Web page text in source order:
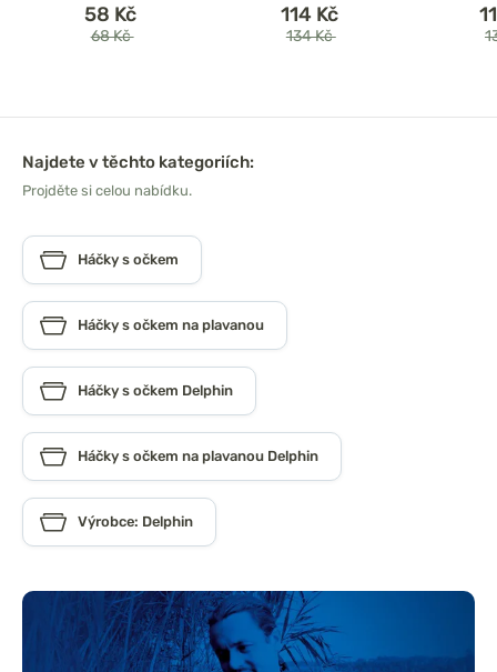
58 Kč
68 Kč
114 Kč
134 Kč
Najdete v těchto kategoriích:
Projděte si celou nabídku.
Háčky s očkem
Háčky s očkem na plavanou
Háčky s očkem Delphin
Háčky s očkem na plavanou Delphin
Výrobce: Delphin